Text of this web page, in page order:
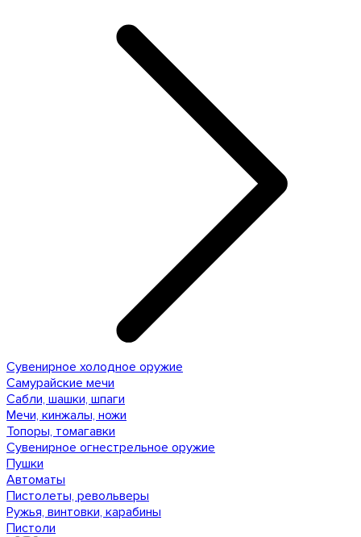
Сувенирное холодное оружие
Самурайские мечи
Сабли, шашки, шпаги
Мечи, кинжалы, ножи
Топоры, томагавки
Сувенирное огнестрельное оружие
Пушки
Автоматы
Пистолеты, револьверы
Ружья, винтовки, карабины
Пистоли